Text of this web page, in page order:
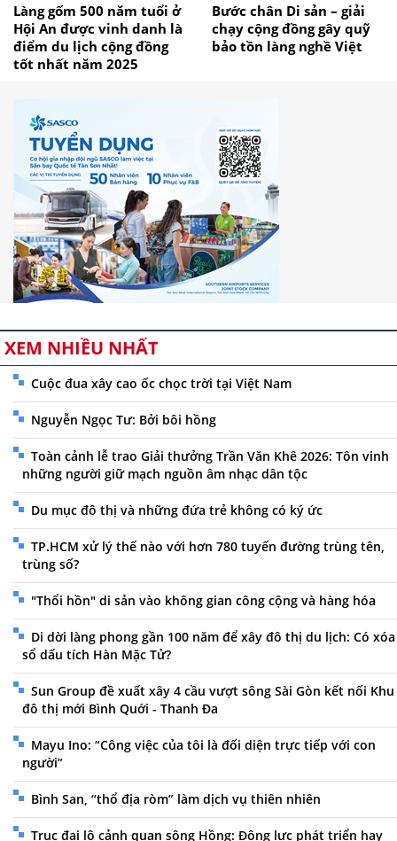
Làng gốm 500 năm tuổi ở
Hội An được vinh danh là
điểm du lịch cộng đồng
tốt nhất năm 2025
Bước chân Di sản – giải
chạy cộng đồng gây quỹ
bảo tồn làng nghề Việt
XEM NHIỀU NHẤT
Cuộc đua xây cao ốc chọc trời tại Việt Nam
Nguyễn Ngọc Tư: Bởi bôi hồng
Toàn cảnh lễ trao Giải thưởng Trần Văn Khê 2026: Tôn vinh
những người giữ mạch nguồn âm nhạc dân tộc
Du mục đô thị và những đứa trẻ không có ký ức
TP.HCM xử lý thế nào với hơn 780 tuyến đường trùng tên,
trùng số?
"Thổi hồn" di sản vào không gian công cộng và hàng hóa
Di dời làng phong gần 100 năm để xây đô thị du lịch: Có xóa
sổ dấu tích Hàn Mặc Tử?
Sun Group đề xuất xây 4 cầu vượt sông Sài Gòn kết nối Khu
đô thị mới Bình Quới - Thanh Đa
Mayu Ino: “Công việc của tôi là đối diện trực tiếp với con
người”
Bình San, “thổ địa ròm” làm dịch vụ thiên nhiên
Trục đại lộ cảnh quan sông Hồng: Động lực phát triển hay